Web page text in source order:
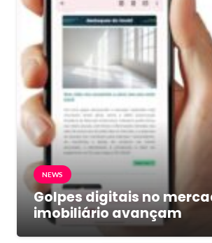
NEWS
Golpes digitais no
imobiliário avançam